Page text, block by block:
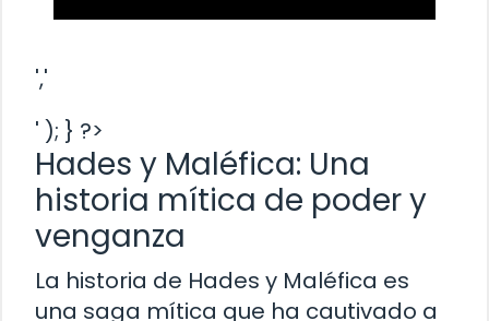
','
' ); } ?>
Hades y Maléfica: Una
historia mítica de poder y
venganza
La historia de Hades y Maléfica es
una saga mítica que ha cautivado a